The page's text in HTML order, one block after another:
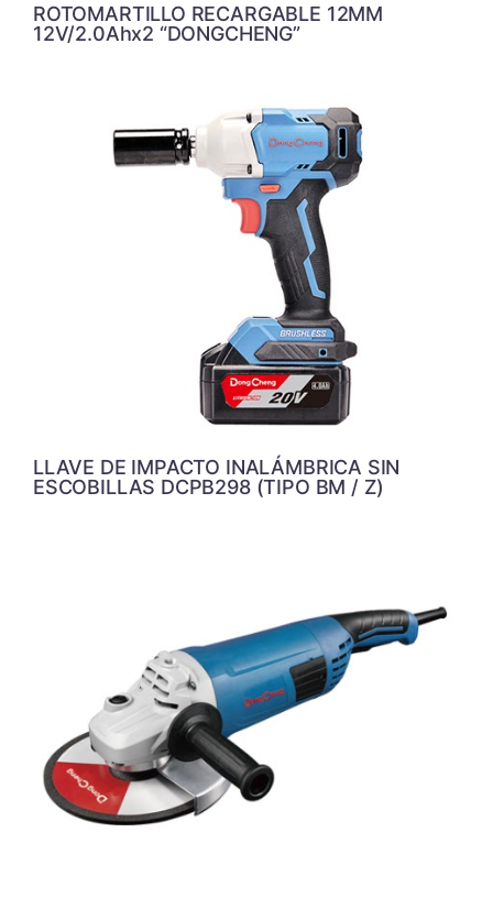
ROTOMARTILLO RECARGABLE 12MM
12V/2.0Ahx2 “DONGCHENG”
LLAVE DE IMPACTO INALÁMBRICA SIN
ESCOBILLAS DCPB298 (TIPO BM / Z)